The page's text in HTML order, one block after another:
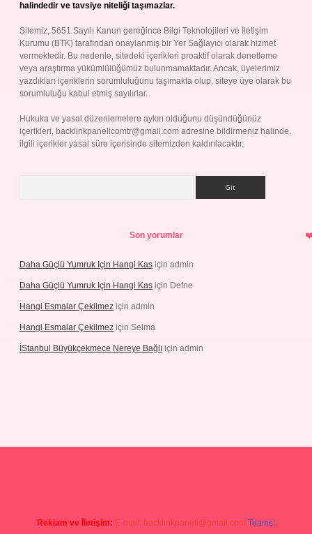
halindedir ve tavsiye niteliği taşımazlar.
Sitemiz, 5651 Sayılı Kanun gereğince Bilgi Teknolojileri ve İletişim
Kurumu (BTK) tarafından onaylanmış bir Yer Sağlayıcı olarak hizmet
vermektedir. Bu nedenle, sitedeki içerikleri proaktif olarak denetleme
veya araştırma yükümlülüğümüz bulunmamaktadır. Ancak, üyelerimiz
yazdıkları içeriklerin sorumluluğunu taşımakta olup, siteye üye olarak bu
sorumluluğu kabul etmiş sayılırlar.
Hukuka ve yasal düzenlemelere aykırı olduğunu düşündüğünüz
içerikleri, backlinkpanelicomtr@gmail.com adresine bildirmeniz halinde,
ilgili içerikler yasal süre içerisinde sitemizden kaldırılacaktır.
Son yorumlar
Daha Güçlü Yumruk Için Hangi Kas için admin
Daha Güçlü Yumruk Için Hangi Kas için Defne
Hangi Esmalar Çekilmez için admin
Hangi Esmalar Çekilmez için Selma
İStanbul Büyükçekmece Nereye Bağlı için admin
Reklam ve İletişim: E-mail: backlinkpaneli@gmail.com Teams: